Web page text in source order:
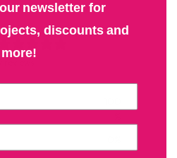
newsletter for
discounts and
more!